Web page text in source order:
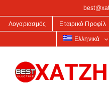
Λογαριασμός Εταιρικό Προφίλ
Ελληνικά